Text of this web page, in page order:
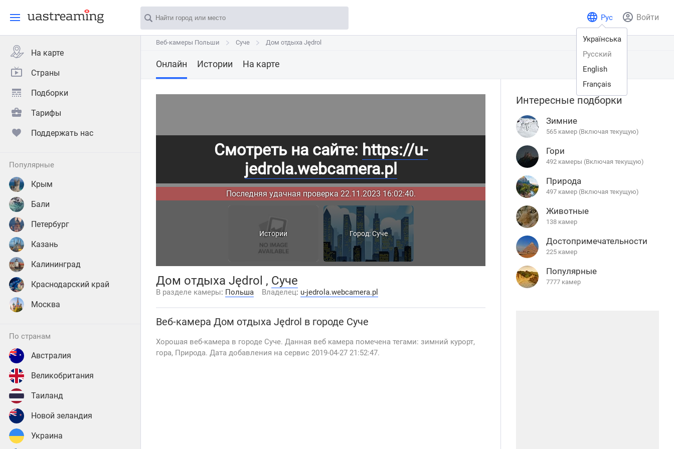
Войти
Рус
Українська
Русский
English
Français
На карте
Страны
Подборки
Тарифы
Поддержать нас
популярные
Крым
Бали
Петербург
Казань
Калининград
Краснодарский край
Москва
по странам
Австралия
Великобритания
Таиланд
Новой зеландия
Украина
Веб-камеры Польши Суче Дом отдыха Jędrol
Веб-камеры Польши Суче Дом отдыха Jędrol
Онлайн Истории На карте
Смотреть на сайте: https://u-
jedrola.webcamera.pl
Последняя удачная проверка 22.11.2023 16:02:40.
Истории Город: Суче
Дом отдыха Jędrol , Суче
В разделе камеры: Польша Владелец: u-jedrola.webcamera.pl
Веб-камера Дом отдыха Jędrol в городе Суче
Хорошая веб-камера в городе Суче. Данная веб камера помечена тегами: зимний курорт,
гора, Природа. Дата добавления на сервис 2019-04-27 21:52:47.
Интересные подборки
Зимние
565 камер (Включая текущую)
Гори
492 камеры (Включая текущую)
Природа
497 камер (Включая текущую)
Животные
138 камер
Достопримечательности
225 камер
Популярные
7777 камер